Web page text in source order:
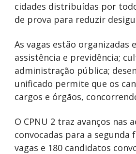
cidades distribuídas por
de prova para reduzir
As vagas estão
assistência e previdência;
administração pública;
unificado permite que os
cargos e órgãos,
O CPNU 2 traz avanços
convocadas para a
vagas e 180 candidatos